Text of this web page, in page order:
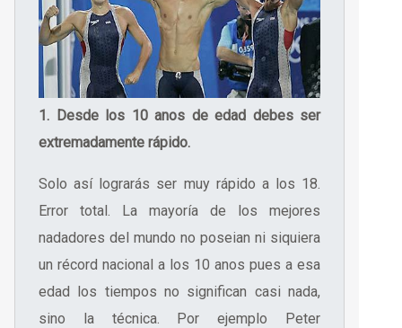
1. Desde los 10 anos de edad debes ser
extremadamente rápido.
Solo así lograrás ser muy rápido a los 18.
Error total. La mayoría de los mejores
nadadores del mundo no poseian ni siquiera
un récord nacional a los 10 anos pues a esa
edad los tiempos no significan casi nada,
sino la técnica. Por ejemplo Peter